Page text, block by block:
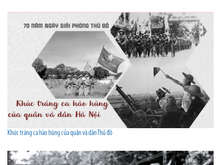
Khúc tráng ca hào hùng của quân và dân Thủ đô